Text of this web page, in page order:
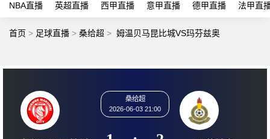
NBA直播 英超直播 西甲直播 意甲直播 德甲直播 法甲直
首页 > 足球直播 > 桑给超 > 姆温贝马昆比城VS玛芬兹奥
桑给超